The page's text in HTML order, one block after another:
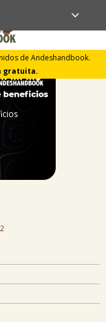
de Andeshandbook.
gratuita.